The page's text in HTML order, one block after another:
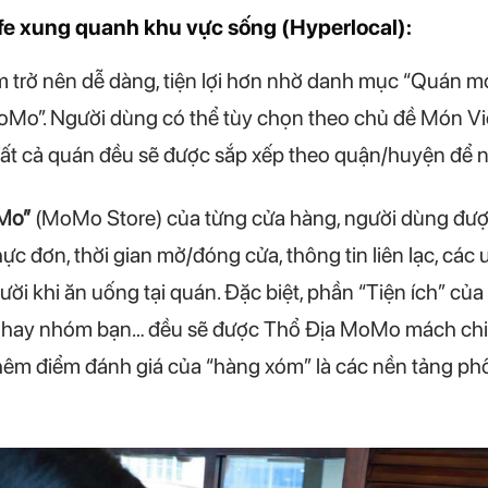
xung quanh khu vực sống (Hyperlocal):
nên dễ dàng, tiện lợi hơn nhờ danh mục “Quán
Người dùng có thể tùy chọn theo chủ đề Món
cả quán đều sẽ được sắp xếp theo quận/huyện để
(MoMo Store) của từng cửa hàng, người dùng
đơn, thời gian mở/đóng cửa, thông tin liên lạc, các
khi ăn uống tại quán. Đặc biệt, phần “Tiện ích”
nhóm bạn… đều sẽ được Thổ Địa MoMo mách
điểm đánh giá của “hàng xóm” là các nền tảng